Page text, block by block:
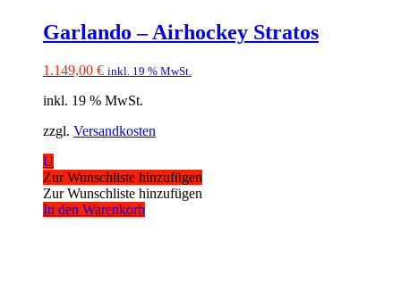
Garlando – Airhockey Stratos
1.149,00 € inkl. 19 % MwSt.
inkl. 19 % MwSt.
zzgl. Versandkosten
U
Zur Wunschliste hinzufügen
Zur Wunschliste hinzufügen
In den Warenkorb